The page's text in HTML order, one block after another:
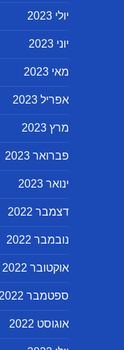
יולי 2023
יוני 2023
מאי 2023
אפריל 2023
מרץ 2023
פברואר 2023
ינואר 2023
דצמבר 2022
נובמבר 2022
אוקטובר 2022
ספטמבר 2022
אוגוסט 2022